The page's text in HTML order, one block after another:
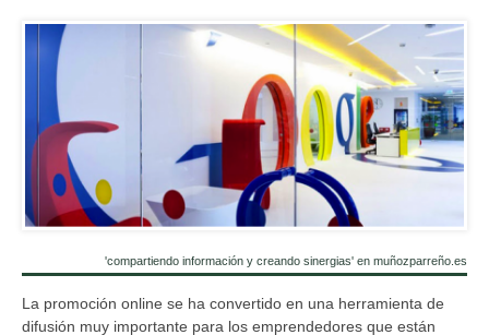
'compartiendo información y creando sinergias' en muñozparreño.es
La promoción online se ha convertido en una herramienta de
difusión muy importante para los emprendedores que están